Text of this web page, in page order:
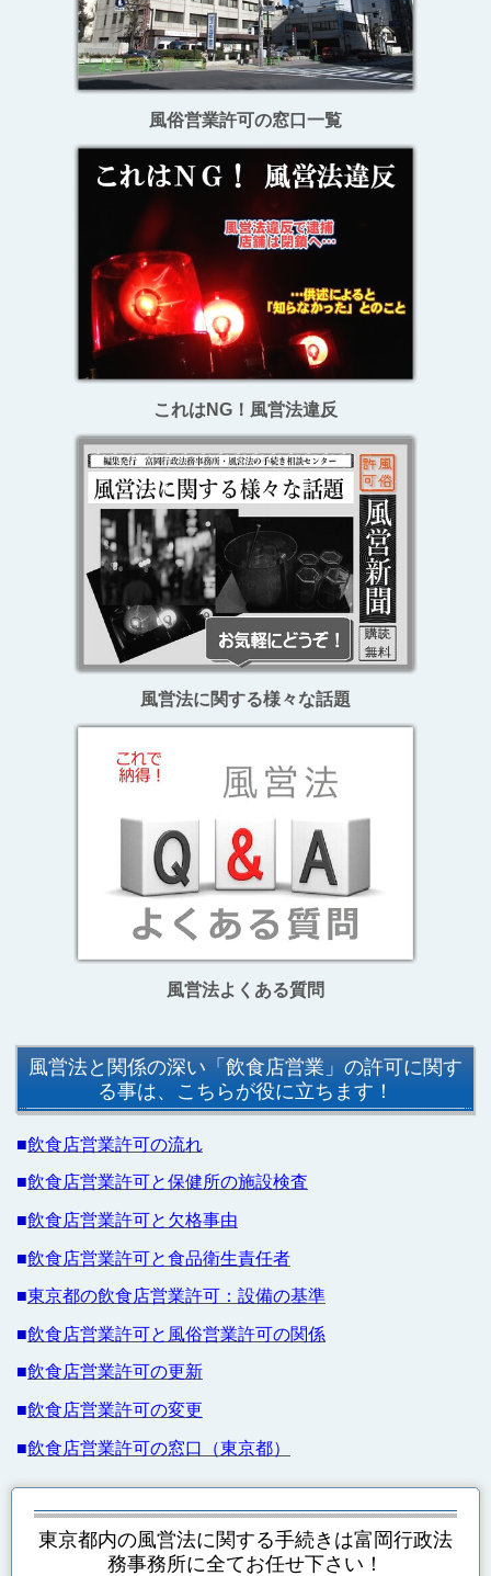
風俗営業許可の窓口一覧
これはNG！風営法違反
風営法に関する様々な話題
風営法よくある質問
風営法と関係の深い「飲食店営業」の許可に関す
る事は、こちらが役に立ちます！
■飲食店営業許可の流れ
■飲食店営業許可と保健所の施設検査
■飲食店営業許可と欠格事由
■飲食店営業許可と食品衛生責任者
■東京都の飲食店営業許可：設備の基準
■飲食店営業許可と風俗営業許可の関係
■飲食店営業許可の更新
■飲食店営業許可の変更
■飲食店営業許可の窓口（東京都）
東京都内の風営法に関する手続き は富岡行政法
務事務所に全てお任せ下さい！